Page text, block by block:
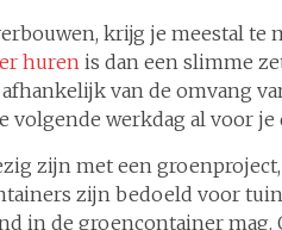
krijg je meestal te
hurenis dan een slimme
afhankelijk van de omvang
volgende werkdag al voor je
zijn met een
zijn bedoeld voor
in de groencontainer